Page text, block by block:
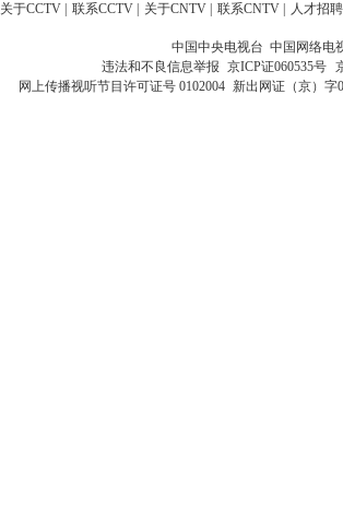
关于CCTV 联系CCTV 关于CNTV 联系CNTV 人才招聘
中国中央电视台 中国网络电
违法和不良信息举报 京ICP证060535号
网上传播视听节目许可证号 0102004 新出网证（京）